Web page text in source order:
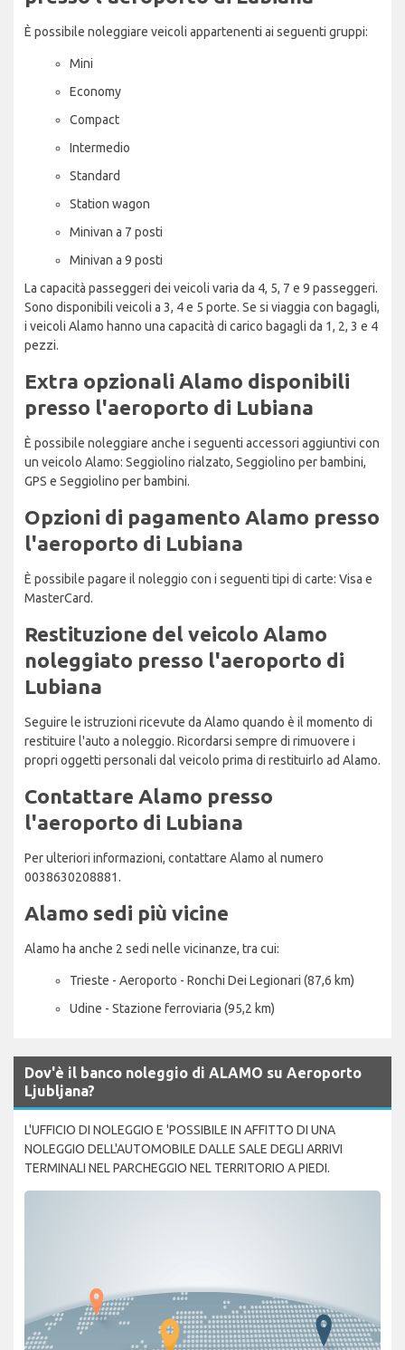
È possibile noleggiare veicoli appartenenti ai seguenti gruppi:
Mini
Economy
Compact
Intermedio
Standard
Station wagon
Minivan a 7 posti
Minivan a 9 posti
La capacità passeggeri dei veicoli varia da 4, 5, 7 e 9 passeggeri.
Sono disponibili veicoli a 3, 4 e 5 porte. Se si viaggia con bagagli,
i veicoli Alamo hanno una capacità di carico bagagli da 1, 2, 3 e 4
pezzi.
Extra opzionali Alamo disponibili
presso l'aeroporto di Lubiana
È possibile noleggiare anche i seguenti accessori aggiuntivi con
un veicolo Alamo: Seggiolino rialzato, Seggiolino per bambini,
GPS e Seggiolino per bambini.
Opzioni di pagamento Alamo presso
l'aeroporto di Lubiana
È possibile pagare il noleggio con i seguenti tipi di carte: Visa e
MasterCard.
Restituzione del veicolo Alamo
noleggiato presso l'aeroporto di
Lubiana
Seguire le istruzioni ricevute da Alamo quando è il momento di
restituire l'auto a noleggio. Ricordarsi sempre di rimuovere i
propri oggetti personali dal veicolo prima di restituirlo ad Alamo.
Contattare Alamo presso
l'aeroporto di Lubiana
Per ulteriori informazioni, contattare Alamo al numero
0038630208881.
Alamo sedi più vicine
Alamo ha anche 2 sedi nelle vicinanze, tra cui:
Trieste - Aeroporto - Ronchi Dei Legionari (87,6 km)
Udine - Stazione ferroviaria (95,2 km)
Dov'è il banco noleggio di ALAMO su Aeroporto
Ljubljana?
L'UFFICIO DI NOLEGGIO E 'POSSIBILE IN AFFITTO DI UNA
NOLEGGIO DELL'AUTOMOBILE DALLE SALE DEGLI ARRIVI
TERMINALI NEL PARCHEGGIO NEL TERRITORIO A PIEDI.